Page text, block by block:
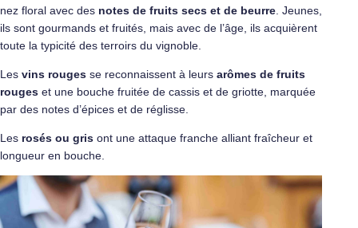
nez floral avec des notes de fruits secs et de beurre . Jeunes,
ils sont gourmands et fruités, mais avec de l’âge, ils acquièrent
toute la typicité des terroirs du vignoble.
Les vins rouges se reconnaissent à leurs arômes de fruits
rouges et une bouche fruitée de cassis et de griotte, marquée
par des notes d’épices et de réglisse.
Les rosés ou gris ont une attaque franche alliant fraîcheur et
longueur en bouche.